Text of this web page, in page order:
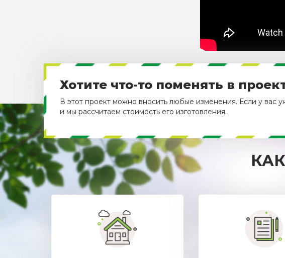
Хотите что-то поменять в
В этот проект можно вносить любые изменения. Если у вас
и мы рассчитаем стоимость его изготовления.